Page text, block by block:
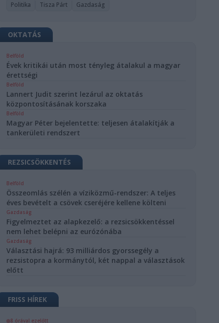
Politika
Tisza Párt Gazdaság
OKTATÁS
Belföld
Évek kritikái után most tényleg átalakul a magyar
érettségi
Belföld
Lannert Judit szerint lezárul az oktatás
központosításának korszaka
Belföld
Magyar Péter bejelentette: teljesen átalakítják a
tankerületi rendszert
REZSICSÖKKENTÉS
Belföld
Összeomlás szélén a víziközmű-rendszer: A teljes
éves bevételt a csövek cseréjére kellene költeni
Gazdaság
Figyelmeztet az alapkezelő: a rezsicsökkentéssel
nem lehet belépni az eurózónába
Gazdaság
Választási hajrá: 93 milliárdos gyorssegély a
rezsistopra a kormánytól, két nappal a választások
előtt
FRISS HÍREK
8 órával ezelőtt